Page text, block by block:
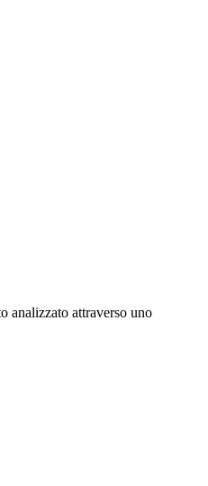
analizzato attraverso uno